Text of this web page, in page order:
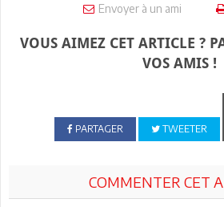
Envoyer à un ami
VOUS AIMEZ CET ARTICLE ?
VOS AMIS !
PARTAGER TWEETER
COMMENTER CET